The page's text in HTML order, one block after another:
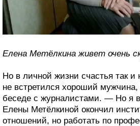
Елена Метёлкина живет очень
Но в личной жизни счастья так
не встретился хороший
беседе с журналистами. — Но я
Елены Метёлкиной окончил
отношений, но работать по